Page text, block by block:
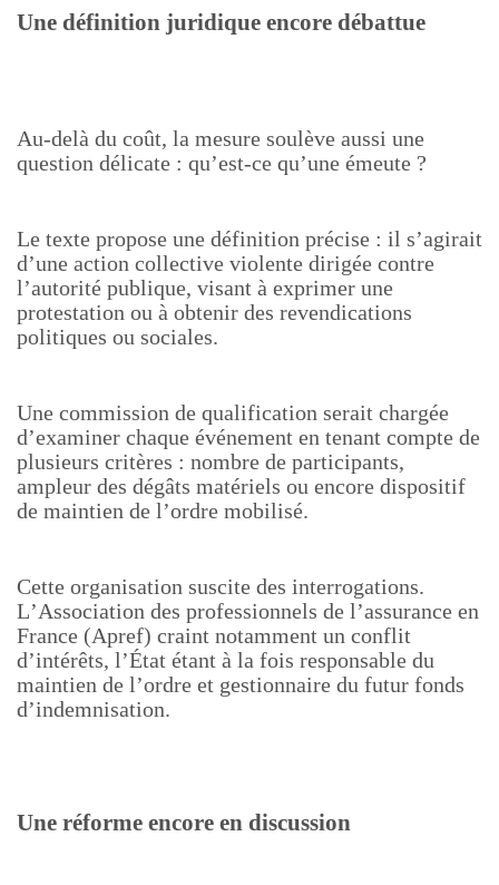
Une définition juridique encore débattue
Au-delà du coût, la mesure soulève aussi une
question délicate : qu’est-ce qu’une émeute ?
Le texte propose une définition précise : il s’agirait
d’une action collective violente dirigée contre
l’autorité publique, visant à exprimer une
protestation ou à obtenir des revendications
politiques ou sociales.
Une commission de qualification serait chargée
d’examiner chaque événement en tenant compte de
plusieurs critères : nombre de participants,
ampleur des dégâts matériels ou encore dispositif
de maintien de l’ordre mobilisé.
Cette organisation suscite des interrogations.
L’Association des professionnels de l’assurance en
France (Apref) craint notamment un conflit
d’intérêts, l’État étant à la fois responsable du
maintien de l’ordre et gestionnaire du futur fonds
d’indemnisation.
Une réforme encore en discussion